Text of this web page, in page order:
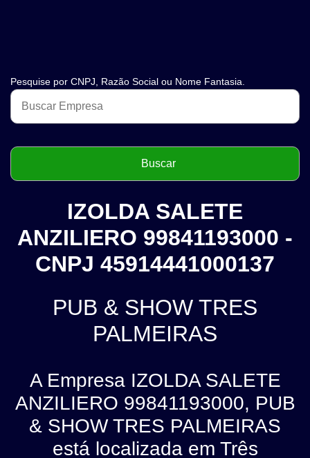
Pesquise por CNPJ, Razão Social ou Nome Fantasia.
IZOLDA SALETE
ANZILIERO 99841193000 -
CNPJ 45914441000137
PUB & SHOW TRES
PALMEIRAS
A Empresa IZOLDA SALETE
ANZILIERO 99841193000, PUB
& SHOW TRES PALMEIRAS
está localizada em Três